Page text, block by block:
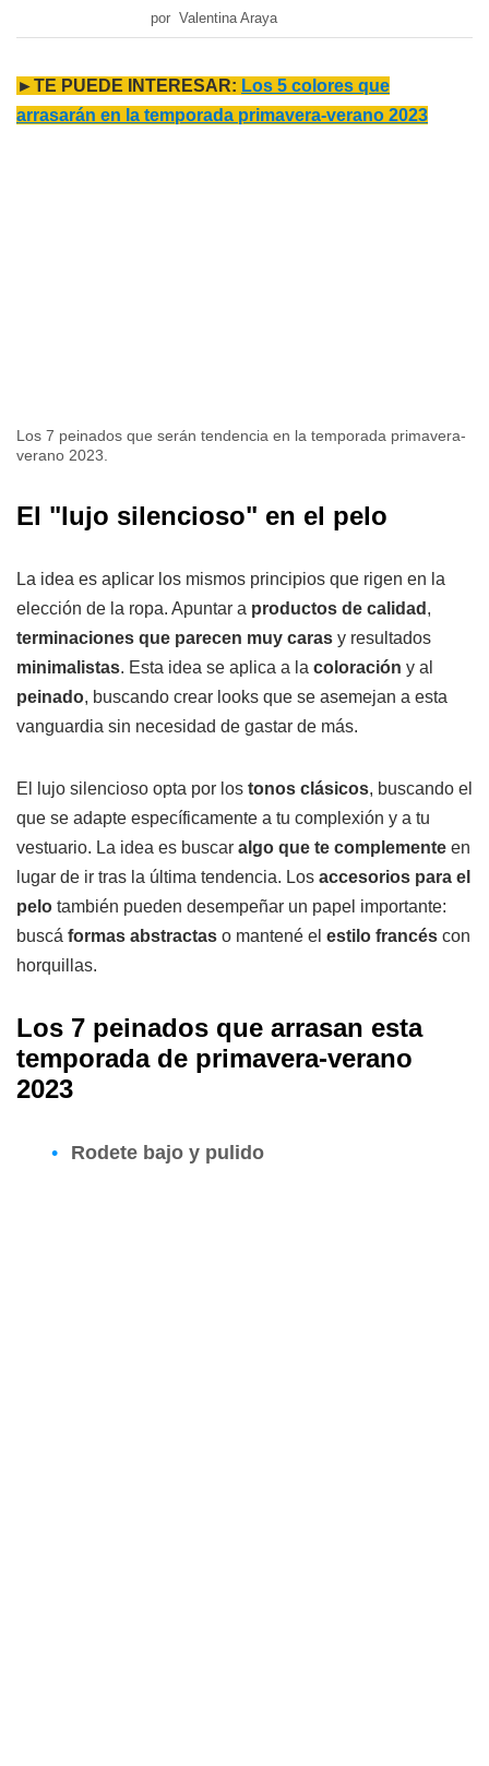
por Valentina Araya
►TE PUEDE INTERESAR: Los 5 colores que
arrasarán en la temporada primavera-verano 2023
Los 7 peinados que serán tendencia en la temporada primavera-
verano 2023.
El "lujo silencioso" en el pelo
La idea es aplicar los mismos principios que rigen en la
elección de la ropa. Apuntar a productos de calidad ,
terminaciones que parecen muy caras y resultados
minimalistas. Esta idea se aplica a la coloración y al
peinado, buscando crear looks que se asemejan a esta
vanguardia sin necesidad de gastar de más.
El lujo silencioso opta por los tonos clásicos, buscando el
que se adapte específicamente a tu complexión y a tu
vestuario. La idea es buscar algo que te complemente en
lugar de ir tras la última tendencia. Los accesorios para el
pelo también pueden desempeñar un papel importante:
buscá formas abstractas o mantené el estilo francés con
horquillas.
Los 7 peinados que arrasan esta
temporada de primavera-verano
2023
Rodete bajo y pulido